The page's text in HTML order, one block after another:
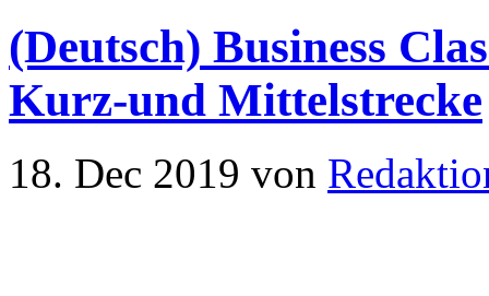
(Deutsch) Business
Kurz-und Mittelstrecke
18. Dec 2019 von